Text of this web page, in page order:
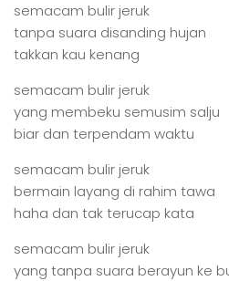
semacam bulir jeruk
tanpa suara disanding hujan
takkan kau kenang
semacam bulir jeruk
yang membeku semusim salju
biar dan terpendam waktu
semacam bulir jeruk
bermain layang di rahim tawa
haha dan tak terucap kata
semacam bulir jeruk
yang tanpa suara berayun ke